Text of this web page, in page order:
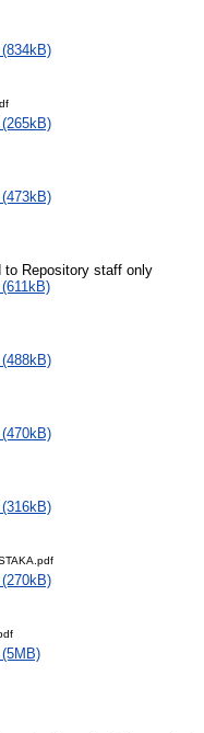
(834kB)
(265kB)
(473kB)
to Repository staff only
(488kB)
(470kB)
(316kB)
(270kB)
(5MB)